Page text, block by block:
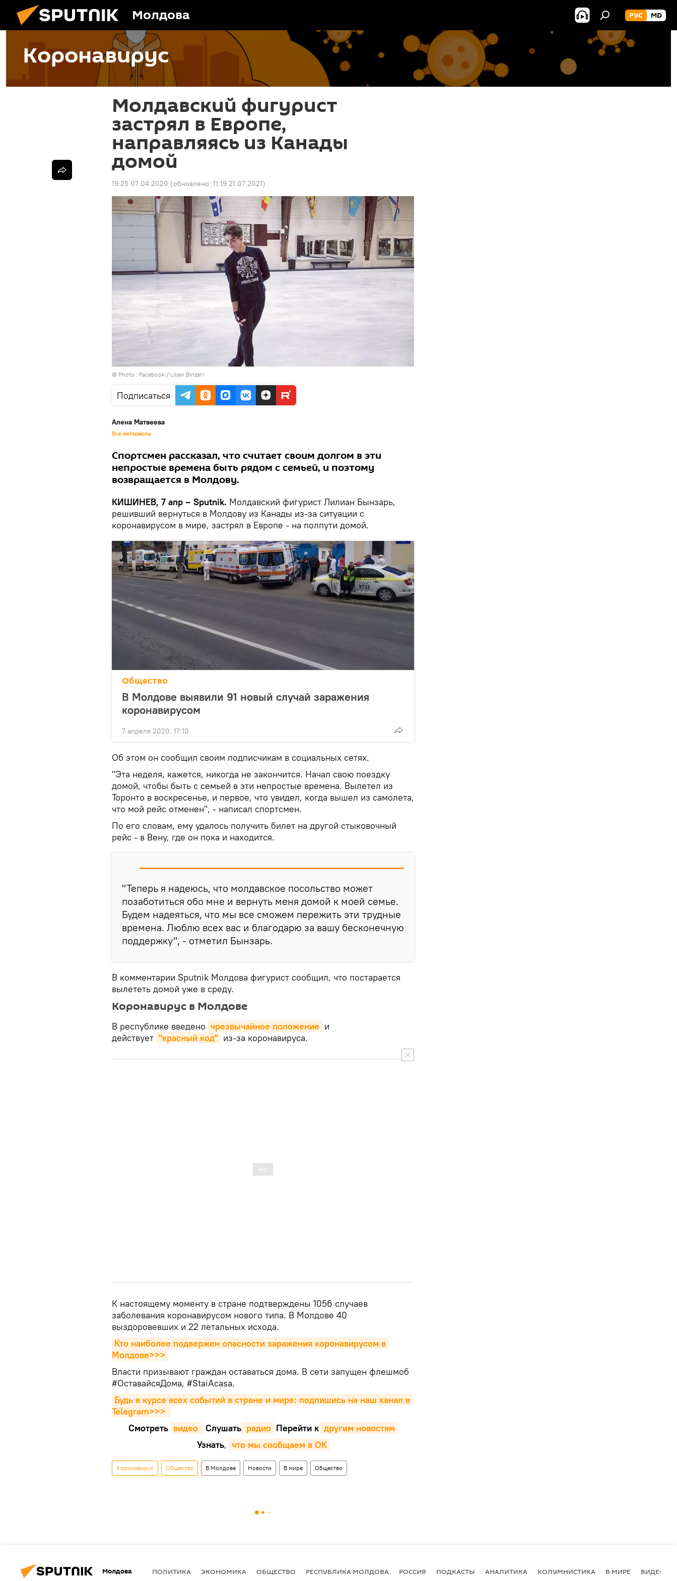
Молдова РУС MD
Коронавирус
Молдавский фигурист
застрял в Европе,
направляясь из Канады
домой
19:25 07.04.2020 (обновлено: 11:19 21.07.2021)
© Photo : Facebook / Lilian Binzari
Подписаться
Алена Матвеева
Все материалы
Спортсмен рассказал, что считает своим долгом в эти
непростые времена быть рядом с семьей, и поэтому
возвращается в Молдову.
КИШИНЕВ, 7 апр – Sputnik. Молдавский фигурист Лилиан Бынзарь,
решивший вернуться в Молдову из Канады из-за ситуации с
коронавирусом в мире, застрял в Европе - на полпути домой.
Общество
В Молдове выявили 91 новый случай заражения
коронавирусом
7 апреля 2020, 17:10
Об этом он сообщил своим подписчикам в социальных сетях.
"Эта неделя, кажется, никогда не закончится. Начал свою поездку
домой, чтобы быть с семьей в эти непростые времена. Вылетел из
Торонто в воскресенье, и первое, что увидел, когда вышел из самолета,
что мой рейс отменен", - написал спортсмен.
По его словам, ему удалось получить билет на другой стыковочный
рейс - в Вену, где он пока и находится.
"Теперь я надеюсь, что молдавское посольство может
позаботиться обо мне и вернуть меня домой к моей семье.
Будем надеяться, что мы все сможем пережить эти трудные
времена. Люблю всех вас и благодарю за вашу бесконечную
поддержку", - отметил Бынзарь.
В комментарии Sputnik Молдова фигурист сообщил, что постарается
вылететь домой уже в среду.
Коронавирус в Молдове
В республике введено чрезвычайное положение и
действует "красный код" из-за коронавируса.
К настоящему моменту в стране подтверждены 1056 случаев
заболевания коронавирусом нового типа. В Молдове 40
выздоровевших и 22 летальных исхода.
Кто наиболее подвержен опасности заражения коронавирусом в
Молдове>>>
Власти призывают граждан оставаться дома. В сети запущен флешмоб
#ОставайсяДома, #StaiAcasa.
Будь в курсе всех событий в стране и мире: подпишись на наш канал в
Telegram>>>
Смотреть видео Cлушать радио Перейти к другим новостям
Узнать, что мы сообщаем в OK
Коронавирус Общество В Молдове Новости В мире Общество
Молдова ПОЛИТИКА ЭКОНОМИКА ОБЩЕСТВО РЕСПУБЛИКА МОЛДОВА РОССИЯ ПОДКАСТЫ АНАЛИТИКА КОЛУМНИСТИКА В МИРЕ ВИДЕО